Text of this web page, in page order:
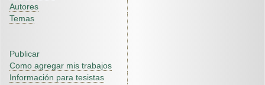
Autores
Temas
Publicar
Como agregar mis trabajos
Información para tesistas